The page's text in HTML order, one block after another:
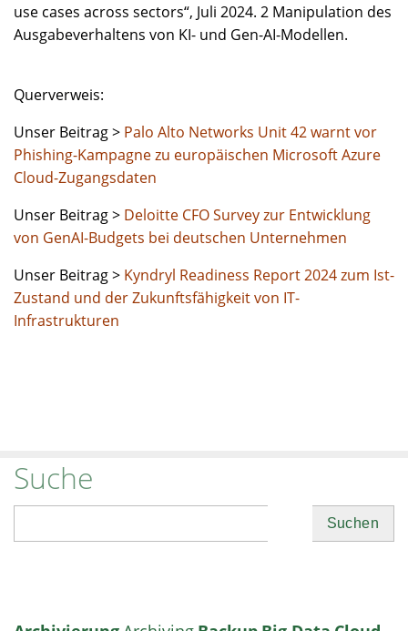
use cases across sectors“, Juli 2024. 2 Manipulation des
Ausgabeverhaltens von KI- und Gen-AI-Modellen.
Querverweis:
Unser Beitrag > Palo Alto Networks Unit 42 warnt vor
Phishing-Kampagne zu europäischen Microsoft Azure
Cloud-Zugangsdaten
Unser Beitrag > Deloitte CFO Survey zur Entwicklung
von GenAI-Budgets bei deutschen Unternehmen
Unser Beitrag > Kyndryl Readiness Report 2024 zum Ist-
Zustand und der Zukunftsfähigkeit von IT-
Infrastrukturen
Suche